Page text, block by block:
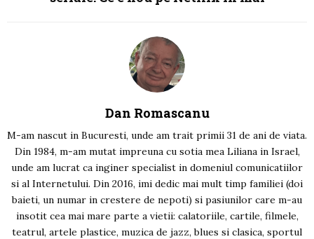
Dan Romascanu
M-am nascut in Bucuresti, unde am trait primii 31 de ani de viata.
Din 1984, m-am mutat impreuna cu sotia mea Liliana in Israel,
unde am lucrat ca inginer specialist in domeniul comunicatiilor
si al Internetului. Din 2016, imi dedic mai mult timp familiei (doi
baieti, un numar in crestere de nepoti) si pasiunilor care m-au
insotit cea mai mare parte a vietii: calatoriile, cartile, filmele,
teatrul, artele plastice, muzica de jazz, blues si clasica, sportul